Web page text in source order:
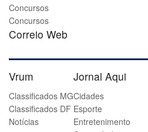
Concursos
Concursos
Correio Web
Vrum
Classificados MG
Classificados DF
Notícias
Jornal Aqui
Cidades
Esporte
Entretenimento